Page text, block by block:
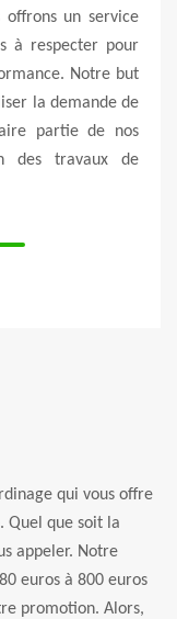
offrons un service
à respecter pour
Notre but
la demande de
partie de nos
des travaux de
qui vous offre
Quel que soit la
appeler. Notre
euros à 800 euros
promotion. Alors,